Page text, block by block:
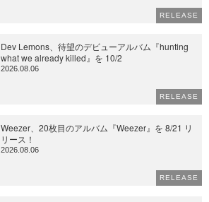
RELEASE
Dev Lemons、待望のデビューアルバム『hunting
what we already killed』を 10/2
2026.08.06
RELEASE
Weezer、20枚目のアルバム『Weezer』を 8/21 リ
リース！
2026.08.06
RELEASE